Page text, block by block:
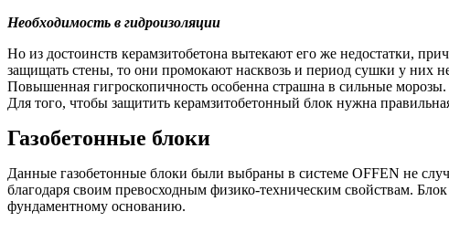
Необходимость в гидроизоляции
Но из достоинств керамзитобетона вытекают его же недостатки,
защищать стены, то они промокают насквозь и период сушки у них
Повышенная гигроскопичность особенна страшна в сильные морозы.
Для того, чтобы защитить керамзитобетонный блок нужна
Газобетонные блоки
Данные газобетонные блоки были выбраны в системе OFFEN не
благодаря своим превосходным физико-техническим свойствам.
фундаментному основанию.